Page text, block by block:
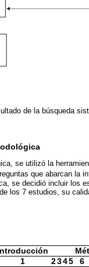
de la búsqueda
se utilizó la
que abarcan la
se decidió incluir los
los 7 estudios, su
Introducción
1
2345 6